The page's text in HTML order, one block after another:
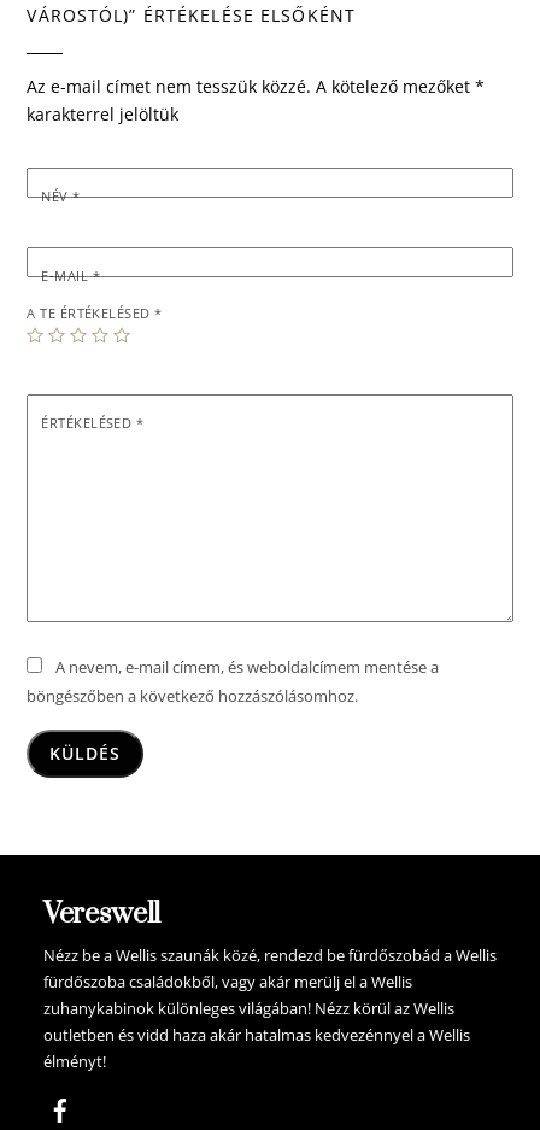
VÁROSTÓL)” ÉRTÉKELÉSE ELSŐKÉNT
Az e-mail címet nem tesszük közzé. A kötelező mezőket*
karakterrel jelöltük
NÉV*
E-MAIL*
A TE ÉRTÉKELÉSED*
ÉRTÉKELÉSED *
A nevem, e-mail címem, és weboldalcímem mentése a
böngészőben a következő hozzászólásomhoz.
Vereswell
Nézz be a Wellis szaunák közé, rendezd be fürdőszobád a Wellis
fürdőszoba családokből, vagy akár merülj el a Wellis
zuhanykabinok különleges világában! Nézz körül az Wellis
outletben és vidd haza akár hatalmas kedvezénnyel a Wellis
élményt!